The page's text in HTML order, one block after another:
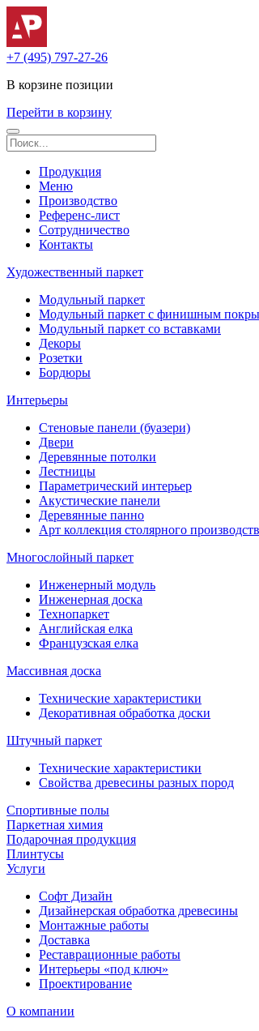
+7 (495) 797-27-26
В корзине позиции
Перейти в корзину
Продукция
Меню
Производство
Референс-лист
Сотрудничество
Контакты
Художественный паркет
Модульный паркет
Модульный паркет с финишным
Модульный паркет со вставками
Декоры
Розетки
Бордюры
Интерьеры
Стеновые панели (буазери)
Двери
Деревянные потолки
Лестницы
Параметрический интерьер
Акустические панели
Деревянные панно
Арт коллекция столярного
Многослойный паркет
Инженерный модуль
Инженерная доска
Технопаркет
Английская елка
Французская елка
Массивная доска
Технические характеристики
Декоративная обработка доски
Штучный паркет
Технические характеристики
Свойства древесины разных пород
Спортивные полы
Паркетная химия
Подарочная продукция
Плинтусы
Услуги
Софт Дизайн
Дизайнерская обработка древесины
Монтажные работы
Доставка
Реставрационные работы
Интерьеры «под ключ»
Проектирование
О компании